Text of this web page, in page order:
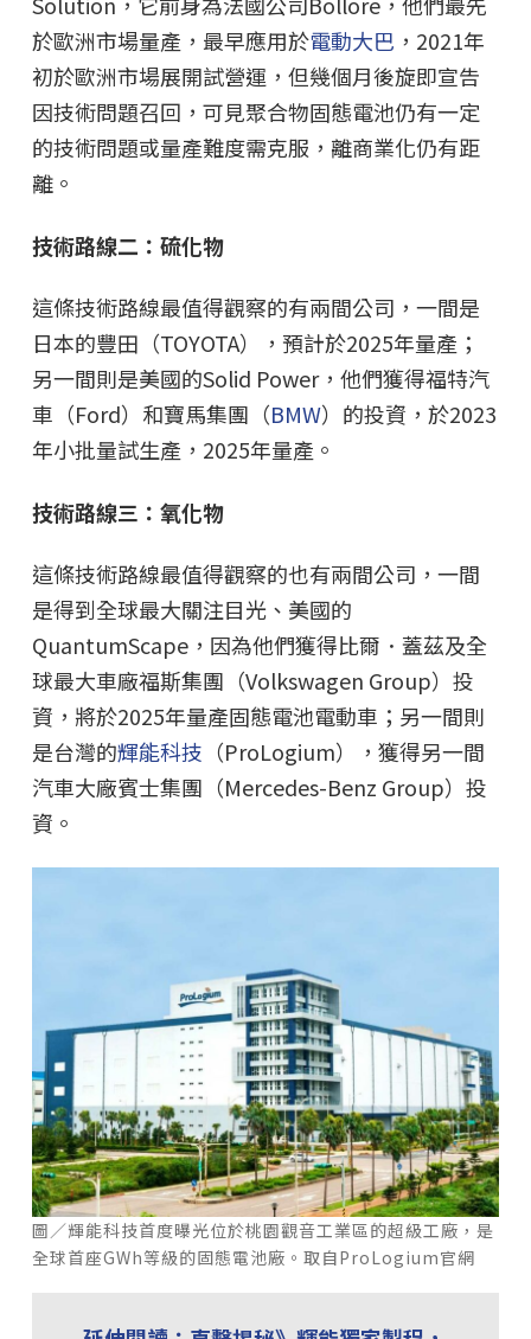
於歐洲市場量產，最早應用於電動大巴 ，2021年
初於歐洲市場展開試營運，但幾個月後旋即宣告
因技術問題召回，可見聚合物固態電池仍有一定
的技術問題或量產難度需克服，離商業化仍有距
離。
技術路線二：硫化物
這條技術路線最值得觀察的有兩間公司，一間是
日本的豐田（TOYOTA），預計於2025年量產；
另一間則是美國的Solid Power，他們獲得福特汽
車（Ford）和寶馬集團（BMW）的投資，於2023
年小批量試生產，2025年量產。
技術路線三：氧化物
這條技術路線最值得觀察的也有兩間公司，一間
是得到全球最大關注目光、美國的
QuantumScape，因為他們獲得比爾．蓋茲及全
球最大車廠福斯集團（Volkswagen Group）投
資，將於2025年量產固態電池電動車；另一間則
是台灣的輝能科技 （ProLogium），獲得另一間
汽車大廠賓士集團（Mercedes-Benz Group）投
資。
圖／輝能科技首度曝光位於桃園觀音工業區的超級工廠，是
全球首座GWh等級的固態電池廠。取自ProLogium官網